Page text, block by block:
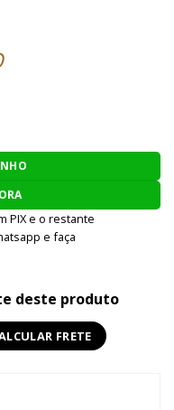
quantidade
PIX e o restante
e faça
deste produto